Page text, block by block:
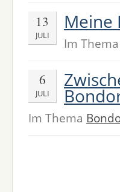
13
JULI
Meine
Im
6
JULI
Im Thema